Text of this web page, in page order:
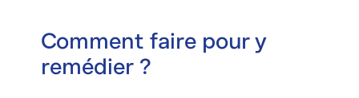
Comment faire pour y
remédier ?